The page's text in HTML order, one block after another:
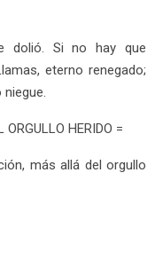
dolió. Si no hay que
eterno renegado;
niegue.
HERIDO =
más allá del orgullo